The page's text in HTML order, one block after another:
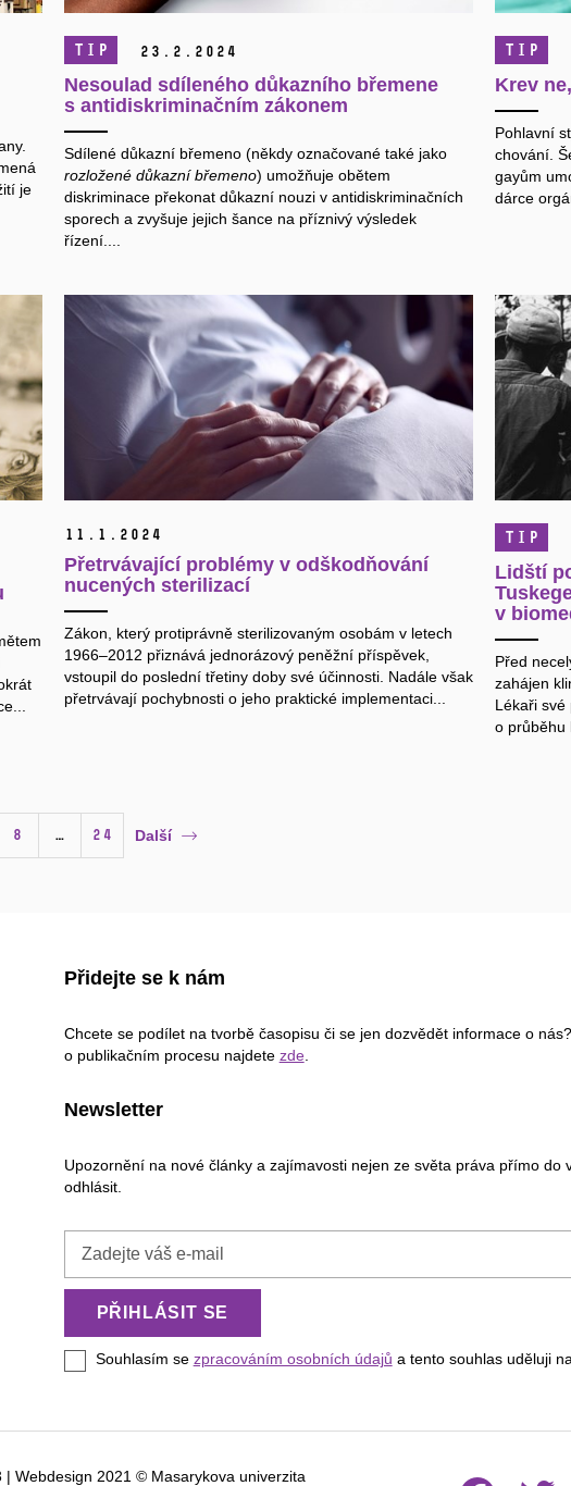
je
TIP 23. 2. 2024
Nesoulad sdíleného důkazního břemene
s antidiskriminačním zákonem
Sdílené důkazní břemeno (někdy označované také jako
rozložené důkazní břemeno) umožňuje obětem
diskriminace překonat důkazní nouzi v antidiskriminačních
sporech a zvyšuje jejich šance na příznivý výsledek
řízení....
TIP
Krev
Pohlavní
chování.
gayům
dárce
11. 1. 2024
Přetrvávající problémy v odškodňování
nucených sterilizací
Zákon, který protiprávně sterilizovaným osobám v letech
1966–⁠2012 přiznává jednorázový peněžní příspěvek,
vstoupil do poslední třetiny doby své účinnosti. Nadále však
přetrvávají pochybnosti o jeho praktické implementaci...
TIP
Lidští
v
Před
zahájen
Lékaři své
o průběhu
8 … 24 Další
Přidejte se k nám
Chcete se podílet na tvorbě časopisu či se jen dozvědět informace o
o publikačním procesu najdete zde.
Newsletter
Upozornění na nové články a zajímavosti nejen ze světa práva přímo do
odhlásit.
e-
PŘIHLÁSIT SE
Souhlasím se zpracováním osobních údajů a tento souhlas uděluji
| Webdesign 2021 © Masarykova univerzita